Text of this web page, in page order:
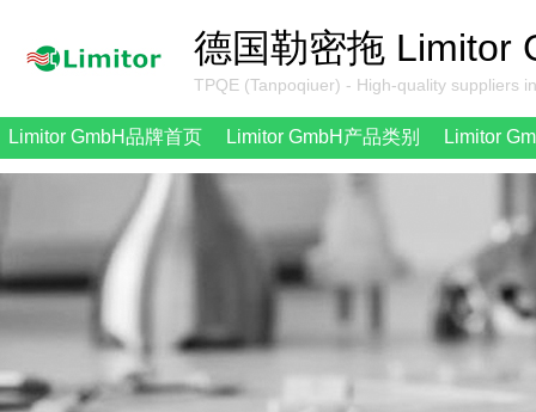
德国勒密拖 Limitor
TPQE (Tanpoqiuer) - High-quality suppliers
Limitor GmbH品牌首页 Limitor GmbH产品类别 Limitor